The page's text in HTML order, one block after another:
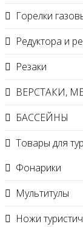
Горелки
Редуктора и
Резаки
ВЕРСТАКИ,
БАССЕЙНЫ
Товары для
Фонарики
Мультитулы
Ножи